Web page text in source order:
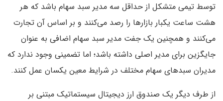
توسط تیمی متشکل از حداقل سه مدیر سبد سهام باشد که هر
هشت ساعت یکبار بازارها را رصد می‌کنند و بر اساس آن تجارت
می‌کنند و همچنین یک جفت مدیر سبد سهام اضافی به عنوان
جایگزین برای مدیر اصلی داشته باشد؛ اما تضمینی وجود ندارد که
مدیران سبدهای سهام مختلف در شرایط معین یکسان عمل کنند.
از طرف دیگر یک صندوق ارز دیجیتال سیستماتیک مبتنی بر